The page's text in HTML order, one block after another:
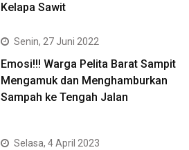
Kelapa Sawit
Senin, 27 Juni 2022
Emosi!!! Warga Pelita Barat Sampit
Mengamuk dan Menghamburkan
Sampah ke Tengah Jalan
Selasa, 4 April 2023